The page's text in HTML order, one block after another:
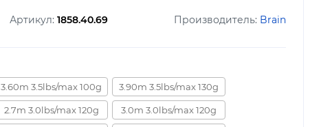
Артикул: 1858.40.69 Производитель: Brain
3.60m 3.5lbs/max 100g 3.90m 3.5lbs/max 130g
2.7m 3.0lbs/max 120g 3.0m 3.0lbs/max 120g